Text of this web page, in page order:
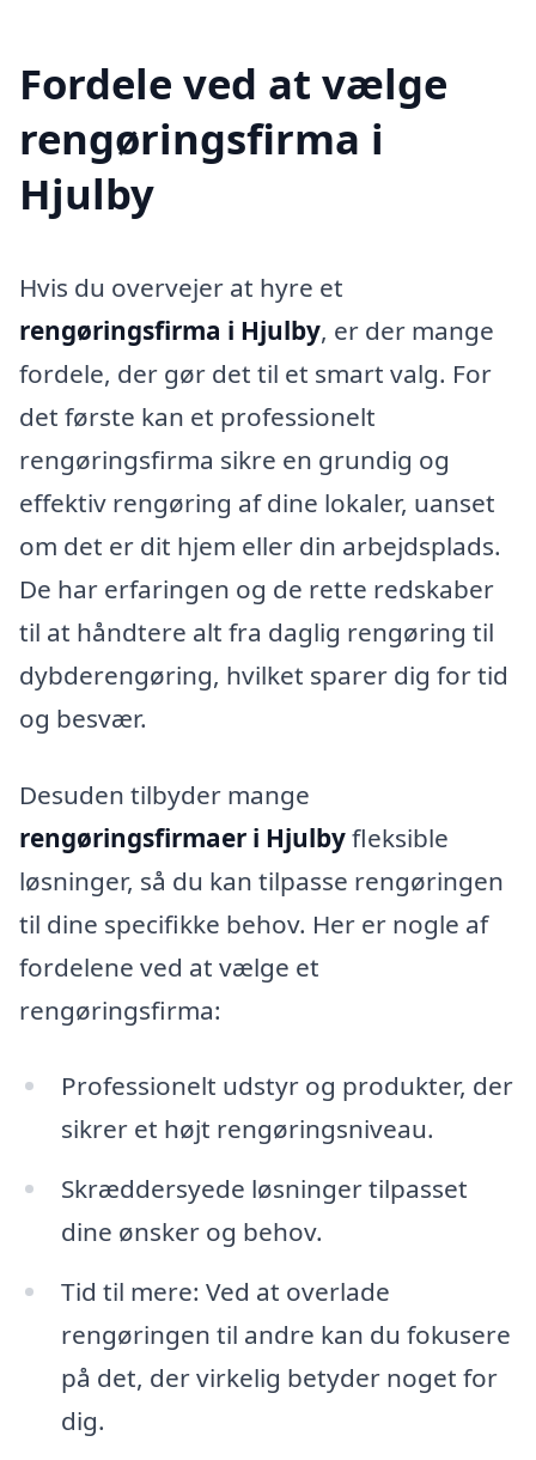
Fordele ved at vælge
rengøringsfirma i
Hjulby
Hvis du overvejer at hyre et
rengøringsfirma i Hjulby, er der mange
fordele, der gør det til et smart valg. For
det første kan et professionelt
rengøringsfirma sikre en grundig og
effektiv rengøring af dine lokaler, uanset
om det er dit hjem eller din arbejdsplads.
De har erfaringen og de rette redskaber
til at håndtere alt fra daglig rengøring til
dybderengøring, hvilket sparer dig for tid
og besvær.
Desuden tilbyder mange
rengøringsfirmaer i Hjulbyfleksible
løsninger, så du kan tilpasse rengøringen
til dine specifikke behov. Her er nogle af
fordelene ved at vælge et
rengøringsfirma:
Professionelt udstyr og produkter, der
sikrer et højt rengøringsniveau.
Skræddersyede løsninger tilpasset
dine ønsker og behov.
Tid til mere: Ved at overlade
rengøringen til andre kan du fokusere
på det, der virkelig betyder noget for
dig.